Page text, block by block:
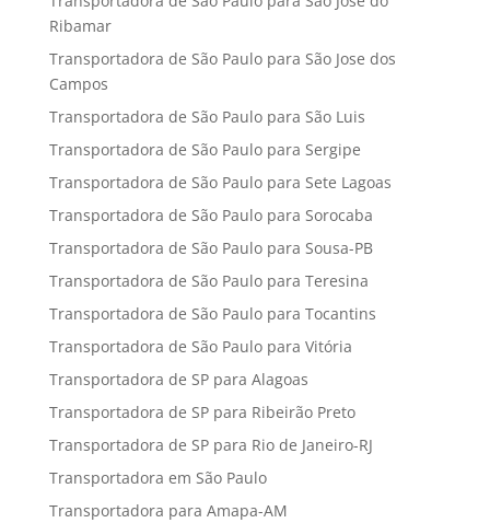
Ribamar
Transportadora de São Paulo para São Jose dos
Campos
Transportadora de São Paulo para São Luis
Transportadora de São Paulo para Sergipe
Transportadora de São Paulo para Sete Lagoas
Transportadora de São Paulo para Sorocaba
Transportadora de São Paulo para Sousa-PB
Transportadora de São Paulo para Teresina
Transportadora de São Paulo para Tocantins
Transportadora de São Paulo para Vitória
Transportadora de SP para Alagoas
Transportadora de SP para Ribeirão Preto
Transportadora de SP para Rio de Janeiro-RJ
Transportadora em São Paulo
Transportadora para Amapa-AM